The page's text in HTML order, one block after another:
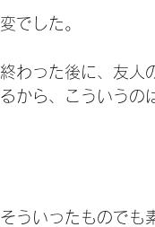
でした。
わった後に、友人
から、こういうの
ういったものでも